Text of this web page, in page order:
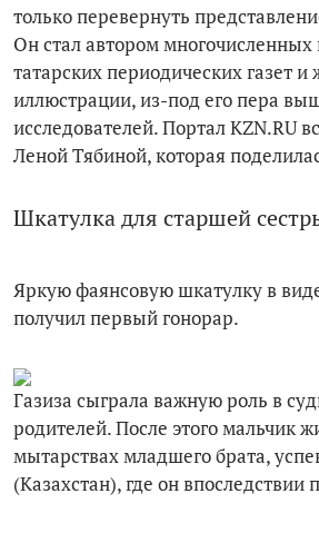
только перевернуть
Он стал автором многочисленных
татарских периодических газет
иллюстрации, из-под его пера
исследователей. Портал KZN.RU
Леной Тябиной, которая
Шкатулка для старшей
Яркую фаянсовую шкатулку в
получил первый гонорар.
Газиза сыграла важную роль в
родителей. После этого мальчик
мытарствах младшего брата,
(Казахстан), где он впоследствии